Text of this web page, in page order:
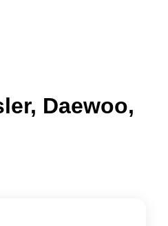
Daewoo,